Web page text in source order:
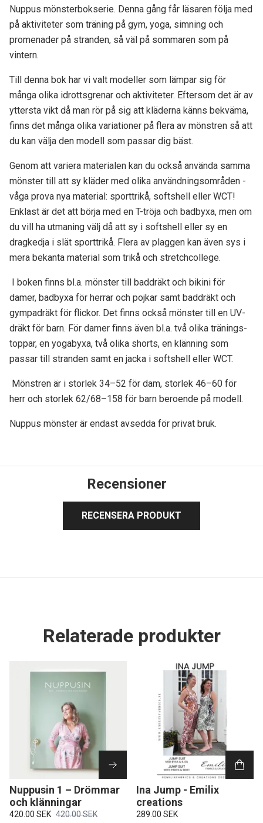
Nuppus mönsterbokserie. Denna gång får läsaren följa med
på aktiviteter som träning på gym, yoga, simning och
promenader på stranden, så väl på sommaren som på
vintern.
Till denna bok har vi valt modeller som lämpar sig för
många olika idrottsgrenar och aktiviteter. Eftersom det är av
yttersta vikt då man rör på sig att kläderna känns bekväma,
finns det många olika variationer på flera av mönstren så att
du kan välja den modell som passar dig bäst.
Genom att variera materialen kan du också använda samma
mönster till att sy kläder med olika användningsområden -
våga prova nya material: sporttrikå, softshell eller WCT!
Enklast är det att börja med en T-tröja och badbyxa, men om
du vill ha utmaning välj då att sy i softshell eller sy en
dragkedja i slät sporttrikå. Flera av plaggen kan även sys i
mera bekanta material som trikå och stretchcollege.
I boken finns bl.a. mönster till baddräkt och bikini för
damer, badbyxa för herrar och pojkar samt baddräkt och
gympadräkt för flickor. Det finns också mönster till en UV-
dräkt för barn. För damer finns även bl.a. två olika tränings-
toppar, en yogabyxa, två olika shorts, en klänning som
passar till stranden samt en jacka i softshell eller WCT.
Mönstren är i storlek 34–52 för dam, storlek 46–60 för
herr och storlek 62/68–158 för barn beroende på modell.
Nuppus mönster är endast avsedda för privat bruk.
Recensioner
RECENSERA PRODUKT
Relaterade produkter
Nuppusin 1 – Drömmar
och klänningar
420.00 SEK 420.00 SEK
Ina Jump - Emilix
creations
289.00 SEK